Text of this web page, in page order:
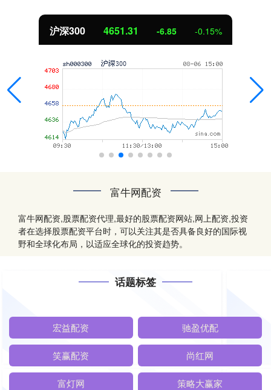
-6.85 -0.15%
富牛网配资
富牛网配资,股票配资代理,最好的股票配资网站,网上配资,投资
者在选择股票配资平台时，可以关注其是否具备良好的国际视
野和全球化布局，以适应全球化的投资趋势。
话题标签
宏益配资 驰盈优配
笑赢配资 尚红网
富灯网 策略大赢家